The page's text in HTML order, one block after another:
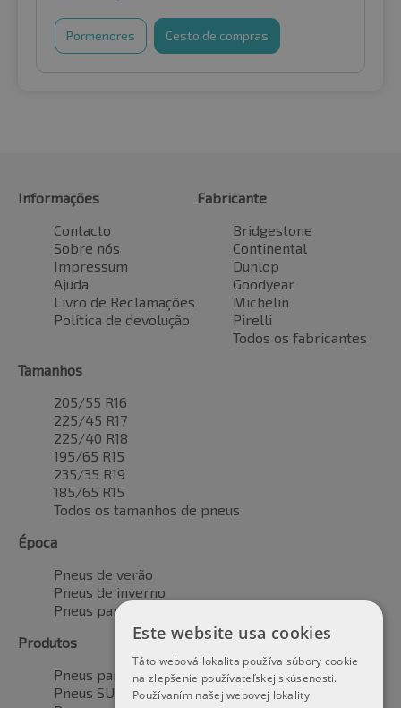
Pormenores Cesto de compras
Informações
Contacto
Sobre nós
Impressum
Ajuda
Livro de Reclamações
Política de devolução
Fabricante
Bridgestone
Continental
Dunlop
Goodyear
Michelin
Pirelli
Todos os fabricantes
Tamanhos
205/55 R16
225/45 R17
225/40 R18
195/65 R15
235/35 R19
185/65 R15
Todos os tamanhos de pneus
Época
Pneus de verão
Pneus de inverno
Pneus para todas as estações
Produtos
Pneus para automóveis
Pneus SUV / 4x4
Este website usa cookies
Táto webová lokalita používa súbory cookie
na zlepšenie používateľskej skúsenosti.
Používaním našej webovej lokality